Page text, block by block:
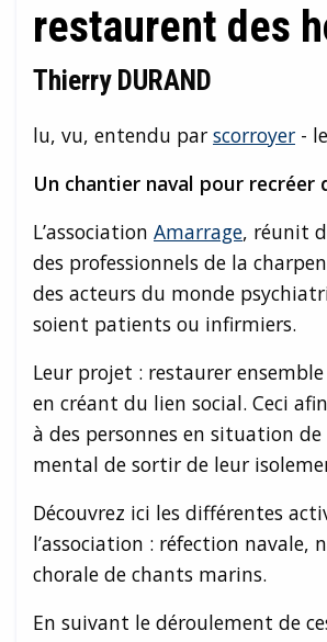
restaurent des
Thierry DURAND
lu, vu, entendu par scorroyer -
Un chantier naval pour recréer
L’association Amarrage, réunit
des professionnels de la
des acteurs du monde
soient patients ou infirmiers.
Leur projet : restaurer
en créant du lien social. Ceci
à des personnes en situation
mental de sortir de leur
Découvrez ici les différentes
l’association : réfection navale,
chorale de chants marins.
En suivant le déroulement de